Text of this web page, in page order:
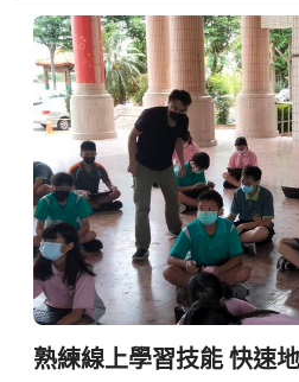
熟練線上學習技能 快速